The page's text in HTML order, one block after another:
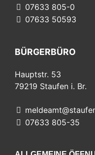
07633 805-0
07633 50593
BÜRGERBÜRO
Hauptstr. 53
79219 Staufen i. Br.
07633 805-35